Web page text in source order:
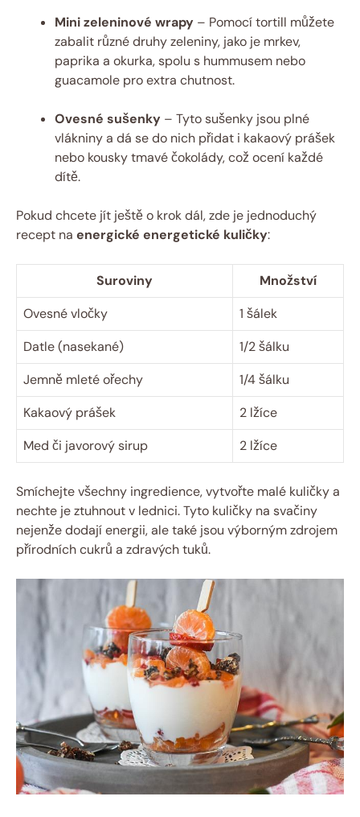
Mini zeleninové wrapy – Pomocí tortill můžete
zabalit různé druhy zeleniny, jako je mrkev,
paprika a okurka, spolu s hummusem nebo
guacamole pro extra chutnost.
Ovesné sušenky – Tyto sušenky jsou plné
vlákniny a dá se do nich přidat i kakaový prášek
nebo kousky tmavé čokolády, což ocení každé
dítě.
Pokud chcete jít ještě o krok dál, zde je jednoduchý
recept na energické energetické kuličky:
Suroviny
Množství
Ovesné vločky
1 šálek
Datle (nasekané)
1/2 šálku
Jemně mleté ořechy
1/4 šálku
Kakaový prášek
2 lžíce
Med či javorový sirup
2 lžíce
Smíchejte všechny ingredience, vytvořte malé kuličky a
nechte je ztuhnout v lednici. Tyto kuličky na svačiny
nejenže dodají energii, ale také jsou výborným zdrojem
přírodních cukrů a zdravých tuků.